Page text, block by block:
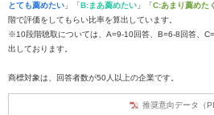
とても薦めたい 」「B:まあ薦めたい 」「C:あまり薦めた
階で評価をしてもらい比率を算出しています。
※10段階聴取については、A=9-10回答、B=6-8回答、
出しております。
商標対象は、回答者数が50人以上の企業です。
推奨意向データ（